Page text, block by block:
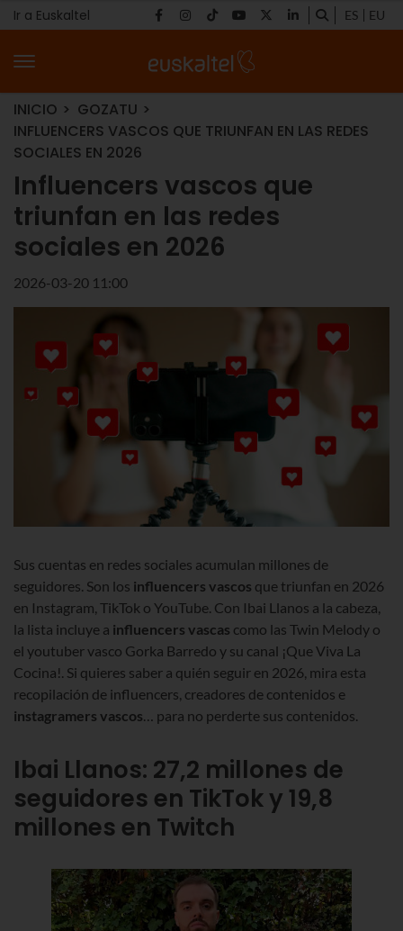
Ir a Euskaltel ES EU
INICIO
GOZATU
INFLUENCERS VASCOS QUE TRIUNFAN EN LAS REDES
SOCIALES EN 2026
Influencers vascos que
triunfan en las redes
sociales en 2026
2026-03-20 11:00
Sus cuentas en redes sociales acumulan millones de
seguidores. Son los influencers vascos que triunfan en 2026
en Instagram, TikTok o YouTube. Con Ibai Llanos a la cabeza,
la lista incluye a influencers vascas como las Twin Melody o
el youtuber vasco Gorka Barredo y su canal ¡Que Viva La
Cocina!. Si quieres saber a quién seguir en 2026, mira esta
recopilación de influencers, creadores de contenidos e
instagramers vascos… para no perderte sus contenidos.
Ibai Llanos: 27,2 millones de
seguidores en TikTok y 19,8
millones en Twitch